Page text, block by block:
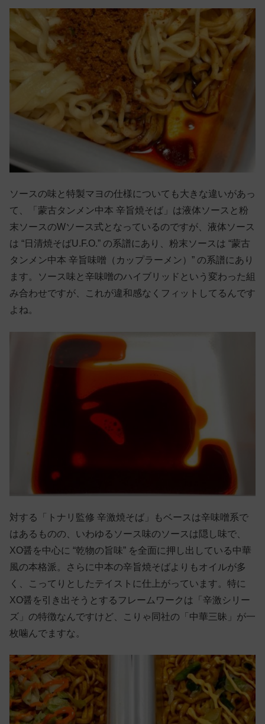
ソースの味と特製マヨの仕様についても大きな違いがあっ
て、「蒙古タンメン中本 辛旨焼そば」は液体ソースと粉
末ソースのWソース式となっているのですが、液体ソース
は “日清焼そばU.F.O.” の系譜にあり、粉末ソースは “蒙古
タンメン中本 辛旨味噌（カップラーメン）” の系譜にあり
ます。ソース味と辛味噌のハイブリッドという変わった組
み合わせですが、これが違和感なくフィットしてるんです
よね。
対する「トナリ監修 辛激焼そば」もベースは辛味噌系で
はあるものの、いわゆるソース味のソースは隠し味で、
XO醤を中心に “乾物の旨味” を全面に押し出している中華
風の本格派。さらに中本の辛旨焼そばよりもオイルが多
く、こってりとしたテイストに仕上がっています。特に
XO醤を引き出そうとするフレームワークは「辛激シリー
ズ」の特徴なんですけど、こりゃ同社の「中華三昧」が一
枚噛んでますな。